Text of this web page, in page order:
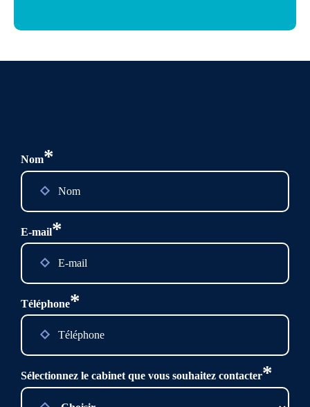
Nom*
E-mail*
Téléphone*
Sélectionnez le cabinet que vous souhaitez contacter*